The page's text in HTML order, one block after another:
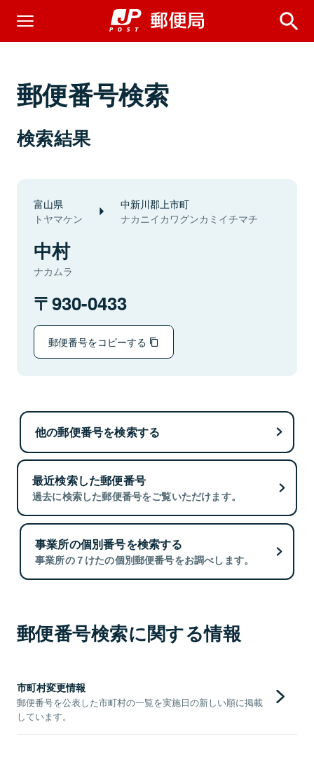
郵便番号検索
検索結果
富山県
トヤマケン
中新川郡上市町
ナカニイカワグンカミイチマチ
中村
ナカムラ
930-0433
郵便番号をコピーする
他の郵便番号を検索する
最近検索した郵便番号
過去に検索した郵便番号をご覧いただけます。
事業所の個別番号を検索する
事業所の７けたの個別郵便番号をお調べします。
郵便番号検索に関する情報
市町村変更情報
郵便番号を公表した市町村の一覧を実施日の新しい順に掲載
しています。